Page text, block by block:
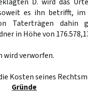
es ihn betrifft, im
Taterträgen dahin
in Höhe von
wird verworfen.
Kosten seines
Gründe